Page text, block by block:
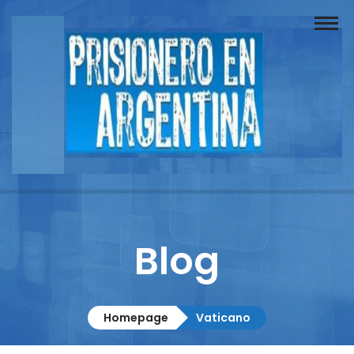
Buscador
Documentos
Columnistas
Contacto
Blog
Homepage Vaticano